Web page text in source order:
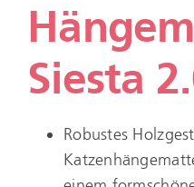
Siesta
Robustes